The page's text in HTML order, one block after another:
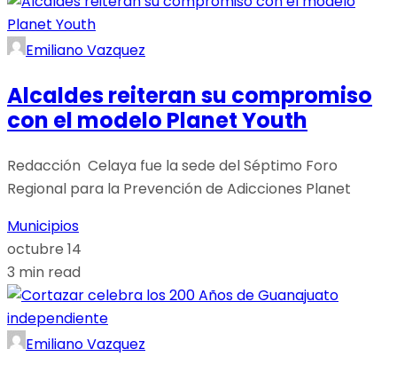
Emiliano Vazquez
Alcaldes reiteran su compromiso
con el modelo Planet Youth
Redacción Celaya fue la sede del Séptimo Foro
Regional para la Prevención de Adicciones Planet
Municipios
octubre 14
3 min read
Emiliano Vazquez